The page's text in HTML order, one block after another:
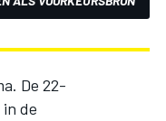
De 22-
de